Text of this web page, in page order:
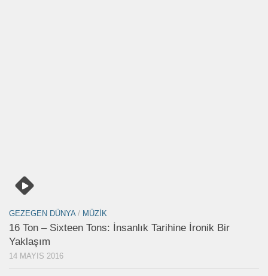
GEZEGEN DÜNYA/ MÜZIK
16 Ton – Sixteen Tons: İnsanlık Tarihine İronik Bir
Yaklaşım
14 MAYIS 2016